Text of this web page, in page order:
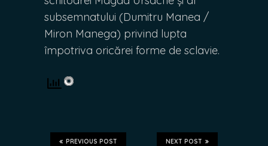
subsemnatului (Dumitru Manea /
Miron Manega) privind lupta
împotriva oricărei forme de sclavie.
NEXT POST
PREVIOUS POST